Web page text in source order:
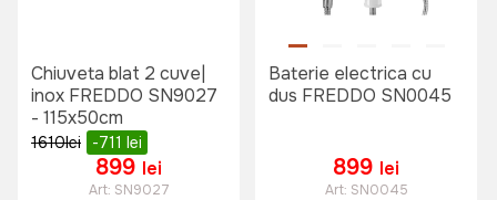
Chiuveta blat 2 cuve|
inox FREDDO SN9027
- 115x50cm
1610lei -711 lei
899 lei
Art: SN9027
Baterie electrica cu
dus FREDDO SN0045
899 lei
Art: SN0045